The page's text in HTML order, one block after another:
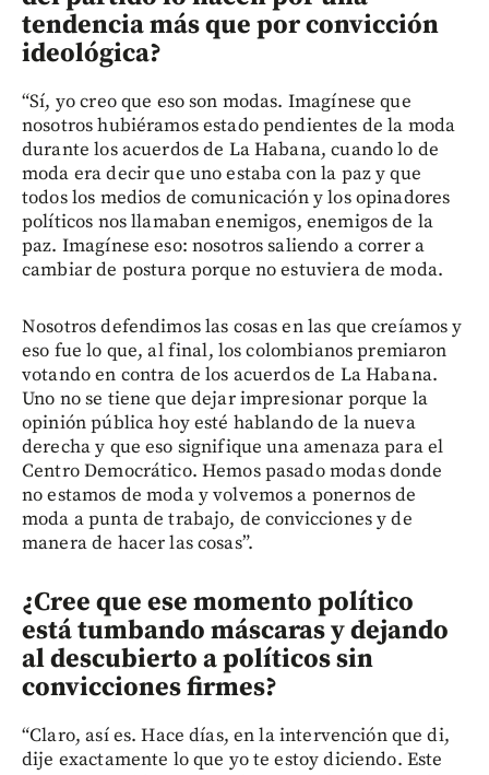
tendencia más que por convicción
ideológica?
“Sí, yo creo que eso son modas. Imagínese que
nosotros hubiéramos estado pendientes de la moda
durante los acuerdos de La Habana, cuando lo de
moda era decir que uno estaba con la paz y que
todos los medios de comunicación y los opinadores
políticos nos llamaban enemigos, enemigos de la
paz. Imagínese eso: nosotros saliendo a correr a
cambiar de postura porque no estuviera de moda.
Nosotros defendimos las cosas en las que creíamos y
eso fue lo que, al final, los colombianos premiaron
votando en contra de los acuerdos de La Habana.
Uno no se tiene que dejar impresionar porque la
opinión pública hoy esté hablando de la nueva
derecha y que eso signifique una amenaza para el
Centro Democrático. Hemos pasado modas donde
no estamos de moda y volvemos a ponernos de
moda a punta de trabajo, de convicciones y de
manera de hacer las cosas”.
¿Cree que ese momento político
está tumbando máscaras y dejando
al descubierto a políticos sin
convicciones firmes?
“Claro, así es. Hace días, en la intervención que di,
dije exactamente lo que yo te estoy diciendo. Este